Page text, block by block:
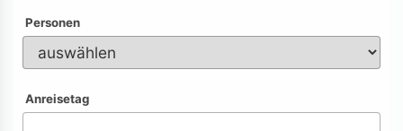
Personen
Anreisetag